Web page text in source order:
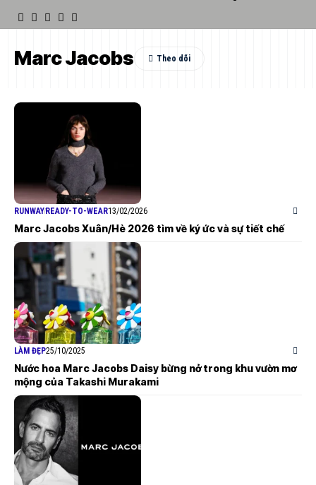
Marc Jacobs
RUNWAYREADY-TO-WEAR13/02/2026
Marc Jacobs Xuân/Hè 2026 tìm về ký ức và sự tiết chế
LÀM ĐẸP25/10/2025
Nước hoa Marc Jacobs Daisy bừng nở trong khu vườn mơ
mộng của Takashi Murakami